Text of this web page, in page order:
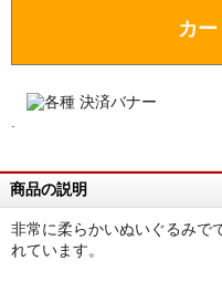
カ
商品の説明
非常に柔らかいぬいぐるみで
れています。